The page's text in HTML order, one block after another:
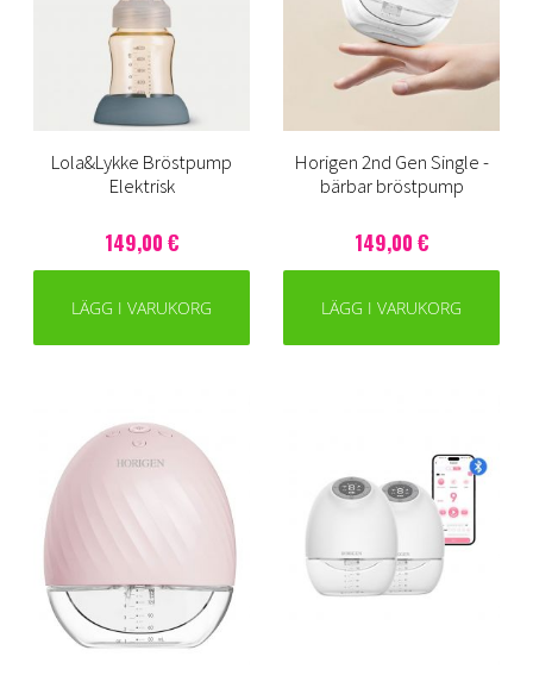
Lola&Lykke Bröstpump
Elektrisk
149,00 €
LÄGG I VARUKORG
Horigen 2nd Gen Single -
bärbar bröstpump
149,00 €
LÄGG I VARUKORG